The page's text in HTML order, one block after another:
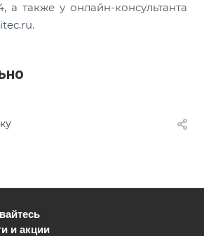
а также у онлайн-консультанта
.
и акции